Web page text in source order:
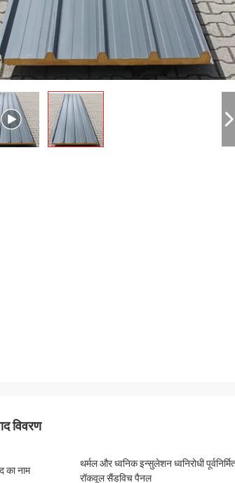
विवरण
का नाम
थर्मल और ध्वनिक इन्सुलेशन ध्वनिरोधी
रॉकवूल सैंडविच पैनल